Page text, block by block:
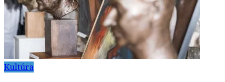
Kultúra